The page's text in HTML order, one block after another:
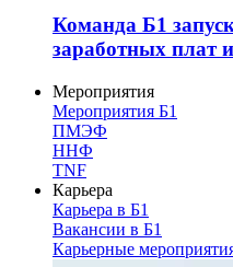
Команда Б1
заработных плат
Мероприятия
Мероприятия Б1
ПМЭФ
ННФ
TNF
Карьера
Карьера в Б1
Вакансии в Б1
Карьерные